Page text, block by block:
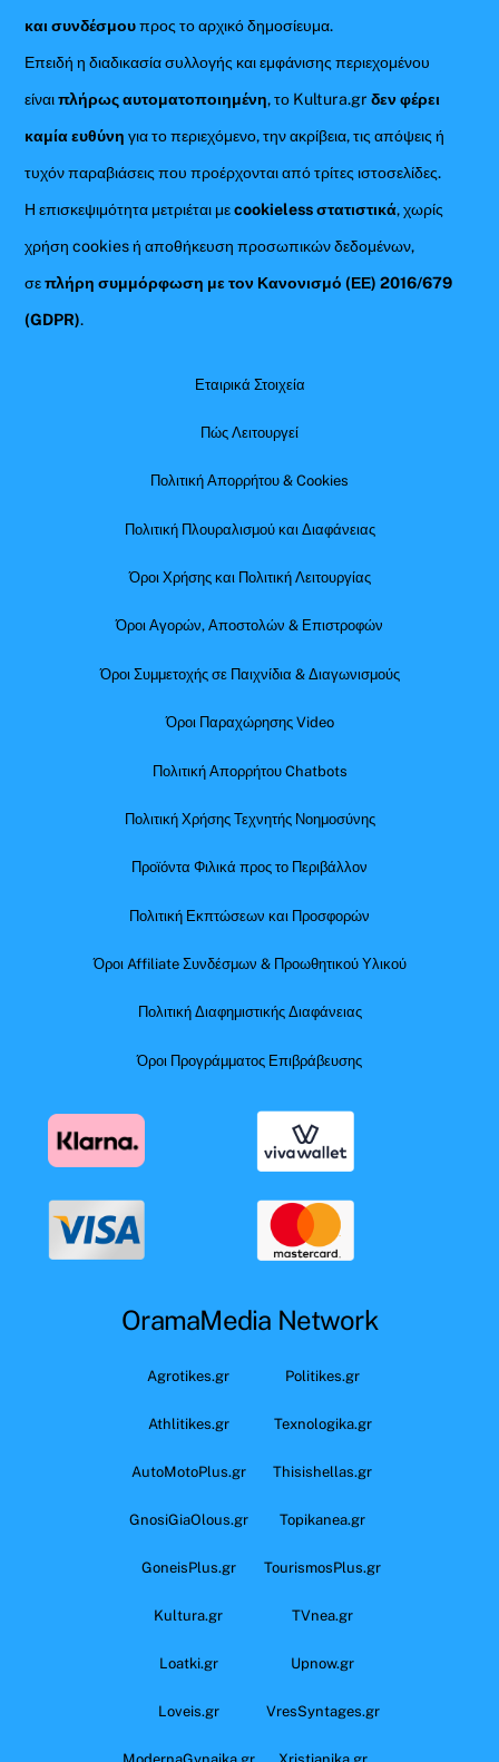
και συνδέσμουπρος το αρχικό δημοσίευμα.
Επειδή η διαδικασία συλλογής και εμφάνισης περιεχομένου
είναιπλήρως αυτοματοποιημένη, το Kultura.grδεν φέρει
καμία ευθύνη για το περιεχόμενο, την ακρίβεια, τις απόψεις ή
τυχόν παραβιάσεις που προέρχονται από τρίτες ιστοσελίδες.
Η επισκεψιμότητα μετριέται μεcookieless στατιστικά, χωρίς
χρήση cookies ή αποθήκευση προσωπικών δεδομένων,
σεπλήρη συμμόρφωση με τον Κανονισμό (ΕΕ) 2016/679
(GDPR).
Εταιρικά Στοιχεία
Πώς Λειτουργεί
Πολιτική Απορρήτου & Cookies
Πολιτική Πλουραλισμού και Διαφάνειας
Όροι Χρήσης και Πολιτική Λειτουργίας
Όροι Αγορών, Αποστολών & Επιστροφών
Όροι Συμμετοχής σε Παιχνίδια & Διαγωνισμούς
Όροι Παραχώρησης Video
Πολιτική Απορρήτου Chatbots
Πολιτική Χρήσης Τεχνητής Νοημοσύνης
Προϊόντα Φιλικά προς το Περιβάλλον
Πολιτική Εκπτώσεων και Προσφορών
Όροι Affiliate Συνδέσμων & Προωθητικού Υλικού
Πολιτική Διαφημιστικής Διαφάνειας
Όροι Προγράμματος Επιβράβευσης
OramaMedia Network
Agrotikes.gr Politikes.gr
Athlitikes.gr Texnologika.gr
AutoMotoPlus.gr Thisishellas.gr
GnosiGiaOlous.gr Topikanea.gr
GoneisPlus.gr TourismosPlus.gr
Kultura.gr TVnea.gr
Loatki.gr Upnow.gr
Loveis.gr VresSyntages.gr